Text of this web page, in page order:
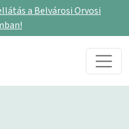
a Belvárosi Orvosi